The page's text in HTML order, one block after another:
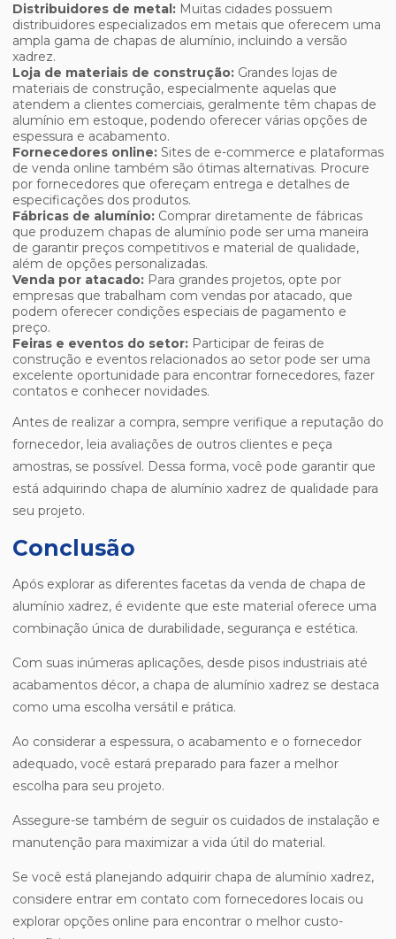
Distribuidores de metal: Muitas cidades possuem
distribuidores especializados em metais que oferecem uma
ampla gama de chapas de alumínio, incluindo a versão
xadrez.
Loja de materiais de construção: Grandes lojas de
materiais de construção, especialmente aquelas que
atendem a clientes comerciais, geralmente têm chapas de
alumínio em estoque, podendo oferecer várias opções de
espessura e acabamento.
Fornecedores online: Sites de e-commerce e plataformas
de venda online também são ótimas alternativas. Procure
por fornecedores que ofereçam entrega e detalhes de
especificações dos produtos.
Fábricas de alumínio: Comprar diretamente de fábricas
que produzem chapas de alumínio pode ser uma maneira
de garantir preços competitivos e material de qualidade,
além de opções personalizadas.
Venda por atacado: Para grandes projetos, opte por
empresas que trabalham com vendas por atacado, que
podem oferecer condições especiais de pagamento e
preço.
Feiras e eventos do setor: Participar de feiras de
construção e eventos relacionados ao setor pode ser uma
excelente oportunidade para encontrar fornecedores, fazer
contatos e conhecer novidades.
Antes de realizar a compra, sempre verifique a reputação do
fornecedor, leia avaliações de outros clientes e peça
amostras, se possível. Dessa forma, você pode garantir que
está adquirindo chapa de alumínio xadrez de qualidade para
seu projeto.
Conclusão
Após explorar as diferentes facetas da venda de chapa de
alumínio xadrez, é evidente que este material oferece uma
combinação única de durabilidade, segurança e estética.
Com suas inúmeras aplicações, desde pisos industriais até
acabamentos décor, a chapa de alumínio xadrez se destaca
como uma escolha versátil e prática.
Ao considerar a espessura, o acabamento e o fornecedor
adequado, você estará preparado para fazer a melhor
escolha para seu projeto.
Assegure-se também de seguir os cuidados de instalação e
manutenção para maximizar a vida útil do material.
Se você está planejando adquirir chapa de alumínio xadrez,
considere entrar em contato com fornecedores locais ou
explorar opções online para encontrar o melhor custo-